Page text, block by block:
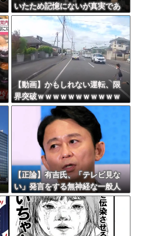
いたため記憶にないが真実であ
れば申し訳ない」 NHK職員が
出演者から性被害
【動画】かもしれない運転、限
界突破ｗｗｗｗｗｗｗｗｗｗｗ
ｗｗｗｗｗｗ
【正論】有吉氏、「テレビ見な
い」発言をする無神経な一般人
に憤慨ｗｗｗｗｗｗｗ